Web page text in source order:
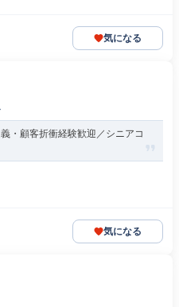
気になる
・顧客折衝経験歓迎／シニアコ
気になる